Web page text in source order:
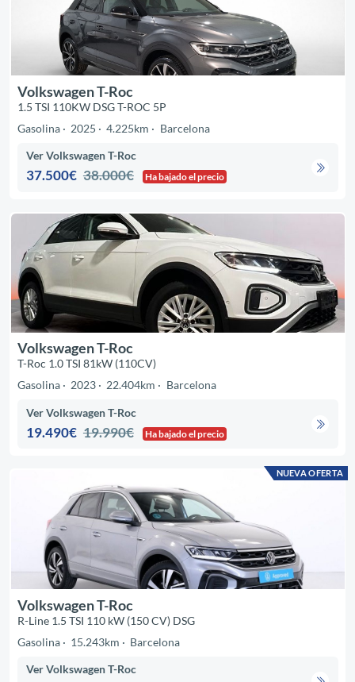
Volkswagen T-Roc
1.5 TSI 110KW DSG T-ROC 5P
Gasolina
2025 4.225km Barcelona
Ver Volkswagen T-Roc
37.500€ 38.000€ Ha bajado el precio
Volkswagen T-Roc
T-Roc 1.0 TSI 81kW (110CV)
Gasolina
2023 22.404km Barcelona
Ver Volkswagen T-Roc
19.490€ 19.990€ Ha bajado el precio
NUEVA OFERTA
Volkswagen T-Roc
R-Line 1.5 TSI 110 kW (150 CV) DSG
Gasolina
15.243km Barcelona
Ver Volkswagen T-Roc